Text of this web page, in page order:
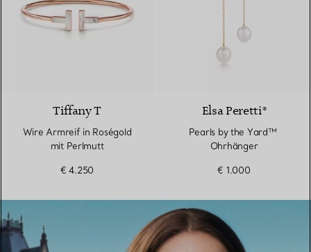
Tiffany T
Wire Armreif in Roségold
mit Perlmutt
€ 4.250
Elsa Peretti®
Pearls by the Yard™ ​​
Ohrhänger
€ 1.000